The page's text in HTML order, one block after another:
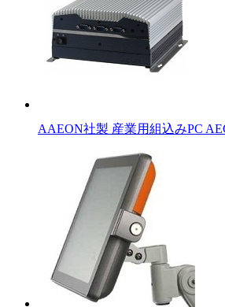
AAEON社製 産業用組込みPC